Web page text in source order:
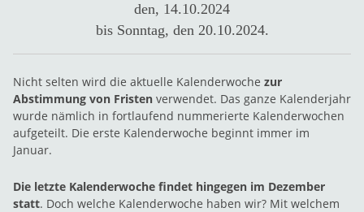
den, 14.10.2024
bis Sonntag, den 20.10.2024.
Nicht selten wird die aktuelle Kalenderwoche zur
Abstimmung von Fristen verwendet. Das ganze Kalenderjahr
wurde nämlich in fortlaufend nummerierte Kalenderwochen
aufgeteilt. Die erste Kalenderwoche beginnt immer im
Januar.
Die letzte Kalenderwoche findet hingegen im Dezember
statt. Doch welche Kalenderwoche haben wir? Mit welchem